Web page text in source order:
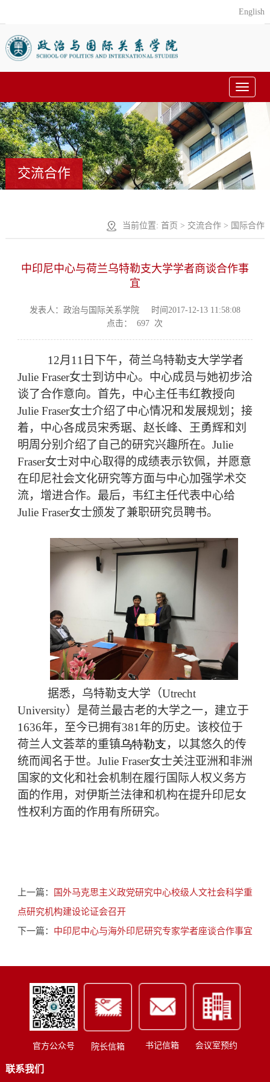
English
Toggle
交流合作
当前位置:首页 > 交流合作 > 国际合作
中印尼中心与荷兰乌特勒支大学学者商谈合作事
宜
发表人：政治与国际关系学院
时间2017-12-13 11:58:08
点击：
697 次
12月11日下午，荷兰乌特勒支大学学者
Julie Fraser女士到访中心。中心成员与她初步洽
谈了合作意向。首先，中心主任韦红教授向
Julie Fraser女士介绍了中心情况和发展规划；接
着，中心各成员宋秀琚、赵长峰、王勇辉和刘
明周分别介绍了自己的研究兴趣所在。Julie
Fraser女士对中心取得的成绩表示钦佩，并愿意
在印尼社会文化研究等方面与中心加强学术交
流，增进合作。最后，韦红主任代表中心给
Julie Fraser女士颁发了兼职研究员聘书。
据悉，乌特勒支大学（Utrecht
University）是荷兰最古老的大学之一，建立于
1636年，至今已拥有381年的历史。该校位于
荷兰人文荟萃的重镇乌特勒支，以其悠久的传
统而闻名于世。Julie Fraser女士关注亚洲和非洲
国家的文化和社会机制在履行国际人权义务方
面的作用，对伊斯兰法律和机构在提升印尼女
性权利方面的作用有所研究。
上一篇：
国外马克思主义政党研究中心校级人文社会科学重
点研究机构建设论证会召开
下一篇： 中印尼中心与海外印尼研究专家学者座谈合作事宜
官方公众号 院长信箱 书记信箱 会议室预约
联系我们